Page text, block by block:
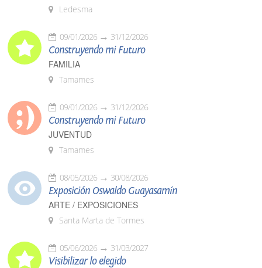
Ledesma
09/01/2026 31/12/2026
Construyendo mi Futuro
FAMILIA
Tamames
09/01/2026 31/12/2026
Construyendo mi Futuro
JUVENTUD
Tamames
08/05/2026 30/08/2026
Exposición Oswaldo Guayasamín
ARTE / EXPOSICIONES
Santa Marta de Tormes
05/06/2026 31/03/2027
Visibilizar lo elegido